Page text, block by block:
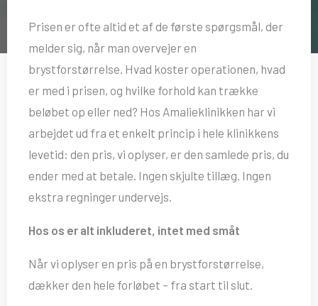
Prisen er ofte altid et af de første spørgsmål, der
melder sig, når man overvejer en
brystforstørrelse. Hvad koster operationen, hvad
er med i prisen, og hvilke forhold kan trække
beløbet op eller ned? Hos Amalieklinikken har vi
arbejdet ud fra et enkelt princip i hele klinikkens
levetid: den pris, vi oplyser, er den samlede pris, du
ender med at betale. Ingen skjulte tillæg. Ingen
ekstra regninger undervejs.
Hos os er alt inkluderet, intet med småt
Når vi oplyser en pris på en brystforstørrelse,
dækker den hele forløbet – fra start til slut.